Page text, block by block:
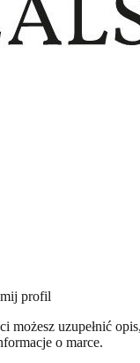
profil
możesz uzupełnić
o marce.